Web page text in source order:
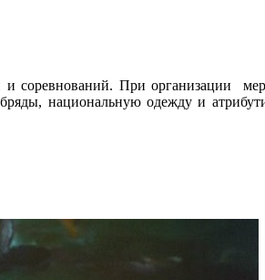
и соревнований. При организации
национальную одежду и